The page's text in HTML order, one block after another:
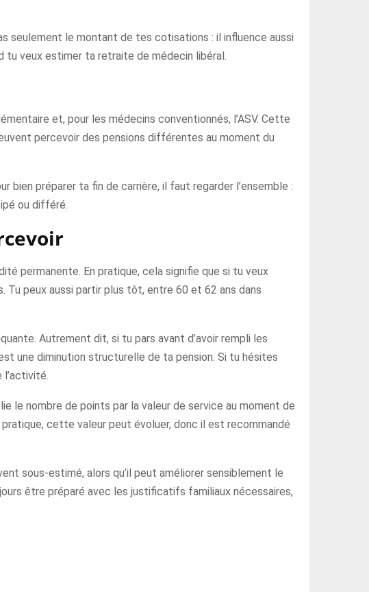
seulement le montant de tes cotisations : il influence aussi
tu veux estimer ta retraite de médecin libéral.
et, pour les médecins conventionnés, l’ASV. Cette
percevoir des pensions différentes au moment du
bien préparer ta fin de carrière, il faut regarder l’ensemble :
ou différé.
permanente. En pratique, cela signifie que si tu veux
peux aussi partir plus tôt, entre 60 et 62 ans dans
Autrement dit, si tu pars avant d’avoir rempli les
une diminution structurelle de ta pension. Si tu hésites
le nombre de points par la valeur de service au moment de
cette valeur peut évoluer, donc il est recommandé
sous-estimé, alors qu’il peut améliorer sensiblement le
être préparé avec les justificatifs familiaux nécessaires,